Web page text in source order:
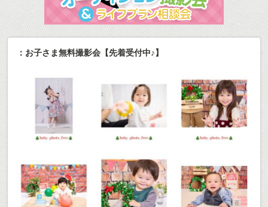
：お子さま無料撮影会【先着受付中♪】